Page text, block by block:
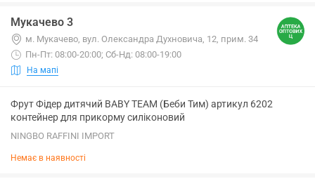
Мукачево 3
м. Мукачево, вул. Олександра Духновича, 12, прим. 34
Пн-Пт: 08:00-20:00; Сб-Нд: 08:00-19:00
На мапі
Фрут Фідер дитячий BABY TEAM (Беби Тим) артикул 6202
контейнер для прикорму силіконовий
NINGBO RAFFINI IMPORT
Немає в наявності